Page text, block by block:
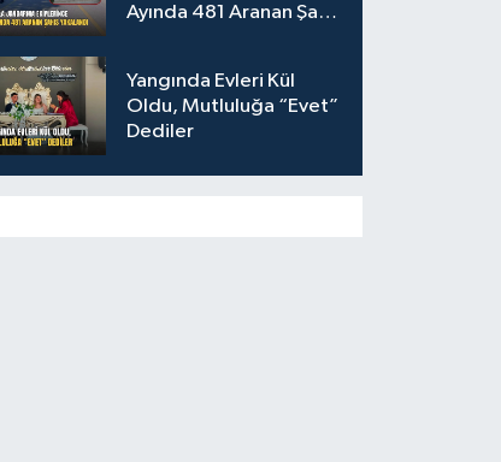
Ayında 481 Aranan Şahıs
Yangında Evleri Kül
Oldu, Mutluluğa “Evet”
Dediler